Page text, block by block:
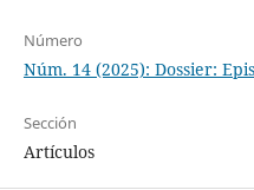
Número
Núm. 14 (2025): Dossier:
Sección
Artículos